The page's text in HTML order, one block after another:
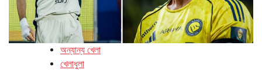
অন্যান্য খেলা
খেলাধুলা